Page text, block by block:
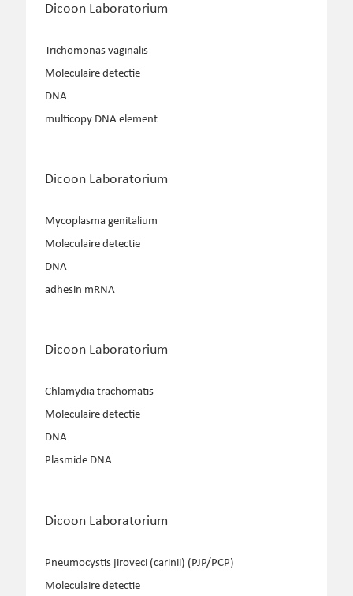
Dicoon Laboratorium
Trichomonas vaginalis
Moleculaire detectie
DNA
multicopy DNA element
Dicoon Laboratorium
Mycoplasma genitalium
Moleculaire detectie
DNA
adhesin mRNA
Dicoon Laboratorium
Chlamydia trachomatis
Moleculaire detectie
DNA
Plasmide DNA
Dicoon Laboratorium
Pneumocystis jiroveci (carinii) (PJP/PCP)
Moleculaire detectie